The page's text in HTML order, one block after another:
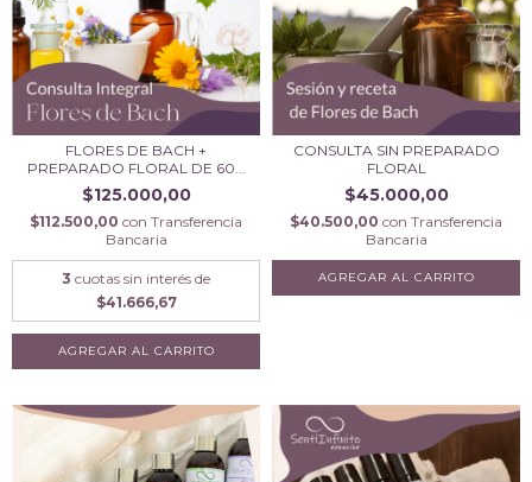
FLORES DE BACH +
PREPARADO FLORAL DE 60...
$125.000,00
$112.500,00 con Transferencia
Bancaria
3 cuotas sin interés de
$41.666,67
CONSULTA SIN PREPARADO
FLORAL
$45.000,00
$40.500,00 con Transferencia
Bancaria